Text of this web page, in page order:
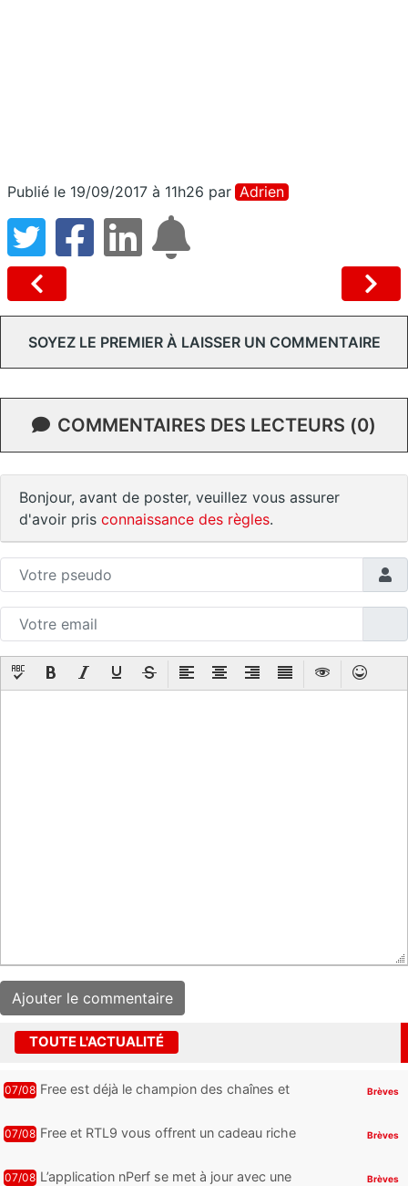
Publié le 19/09/2017 à 11h26 par Adrien
SOYEZ LE PREMIER À LAISSER UN COMMENTAIRE
COMMENTAIRES DES LECTEURS (0)
Bonjour, avant de poster, veuillez vous assurer
d'avoir pris connaissance des règles.
TOUTE L'ACTUALITÉ
07/08 Free est déjà le champion des chaînes et
Brèves
07/08 Free et RTL9 vous offrent un cadeau riche
Brèves
07/08 L’application nPerf se met à jour avec une
Brèves